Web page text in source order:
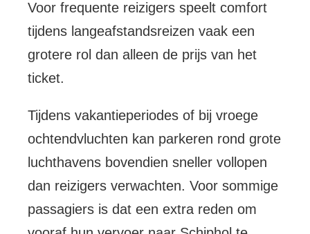
Voor frequente reizigers speelt comfort
tijdens langeafstandsreizen vaak een
grotere rol dan alleen de prijs van het
ticket.
Tijdens vakantieperiodes of bij vroege
ochtendvluchten kan parkeren rond grote
luchthavens bovendien sneller vollopen
dan reizigers verwachten. Voor sommige
passagiers is dat een extra reden om